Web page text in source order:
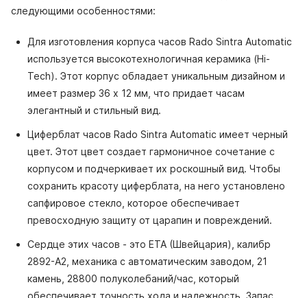
следующими особенностями:
Для изготовления корпуса часов Rado Sintra Automatic
используется высокотехнологичная керамика (Hi-
Tech). Этот корпус обладает уникальным дизайном и
имеет размер 36 x 12 мм, что придает часам
элегантный и стильный вид.
Циферблат часов Rado Sintra Automatic имеет черный
цвет. Этот цвет создает гармоничное сочетание с
корпусом и подчеркивает их роскошный вид. Чтобы
сохранить красоту циферблата, на него установлено
сапфировое стекло, которое обеспечивает
превосходную защиту от царапин и повреждений.
Сердце этих часов - это ETA (Швейцария), калибр
2892-A2, механика с автоматическим заводом, 21
камень, 28800 полуколебаний/час, который
обеспечивает точность хода и надежность. Запас